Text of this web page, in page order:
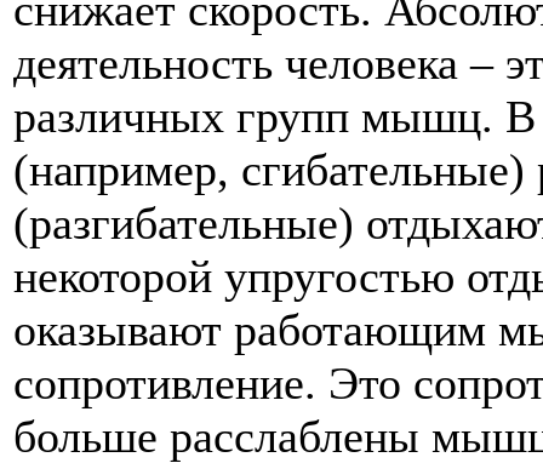
деятельность человека –
различных групп мышц.
(например, сгибательные)
(разгибательные)
некоторой упругостью
оказывают работающим
сопротивление. Это
больше расслаблены